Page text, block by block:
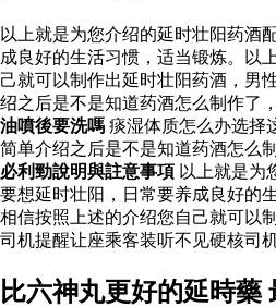
以上就是为您介绍的延时壮阳药酒
成良好的生活习惯，适当锻炼。以
己就可以制作出延时壮阳药酒，男
绍之后是不是知道药酒怎么制作了
油噴後要洗嗎 痰湿体质怎么办选择
简单介绍之后是不是知道药酒怎么
必利勁說明與註意事項 以上就是为
要想延时壮阳，日常要养成良好的
相信按照上述的介绍您自己就可以
司机提醒让座乘客装听不见硬核司
比六神丸更好的延時藥